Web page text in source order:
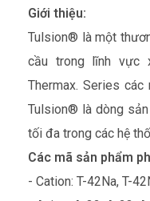
Giới thiệu:
Tulsion® là một
cầu trong lĩnh vực
Thermax. Series
Tulsion® là dòng
tối đa trong các hệ
Các mã sản phẩm
- Cation: T-42Na, T-